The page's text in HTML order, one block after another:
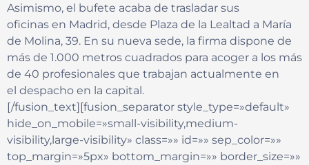
Asimismo, el bufete acaba de trasladar sus
oficinas en Madrid, desde Plaza de la Lealtad a María
de Molina, 39. En su nueva sede, la firma dispone de
más de 1.000 metros cuadrados para acoger a los más
de 40 profesionales que trabajan actualmente en
el despacho en la capital.
[/fusion_text][fusion_separator style_type=»default»
hide_on_mobile=»small-visibility,medium-
visibility,large-visibility» class=»» id=»» sep_color=»»
top_margin=»5px» bottom_margin=»» border_size=»»